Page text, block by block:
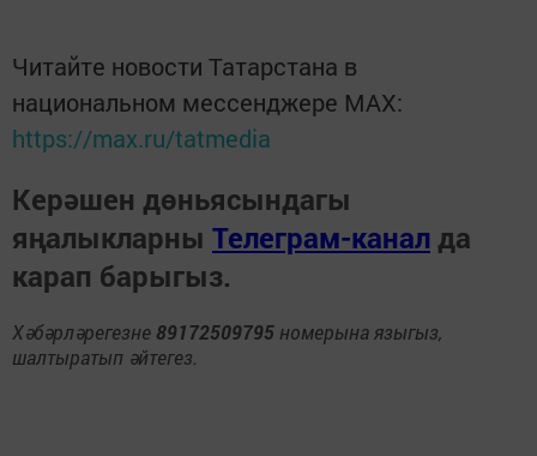
Читайте новости Татарстана в
национальном мессенджере MАХ:
https://max.ru/tatmedia
Керәшен дөньясындагы
яңалыкларны Телеграм-канал да
карап барыгыз.
Хәбәрләрегезне 89172509795 номерына языгыз,
шалтыратып әйтегез.